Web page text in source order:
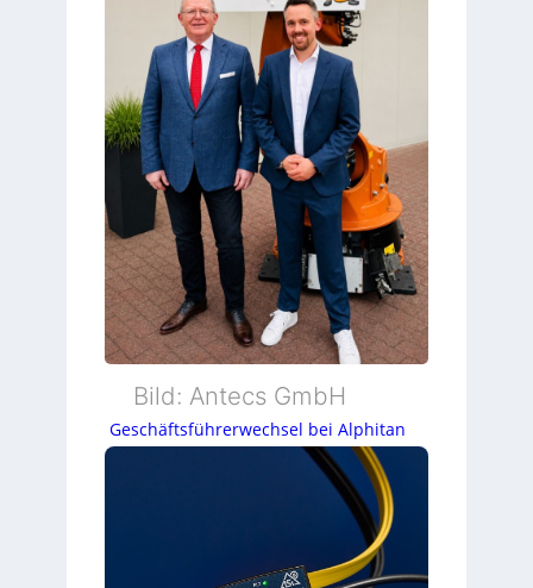
Bild: Antecs GmbH
Geschäftsführerwechsel bei Alphitan